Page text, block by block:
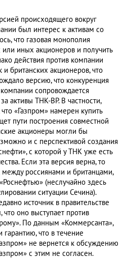
происходящего вокруг
был интерес к активам со
что газовая монополия
иных акционеров и получить
действия против компании
и британских акционеров, что
версию, что конкуренция
сопровождается
активы ТНК-BP. В частности,
«Газпром» намерен купить
пути построения совместной
акционеры могли бы
и с перспективой создания
с которой у ТНК уже есть
Если эта версия верна, то
между россиянами и британцами,
(неслучайно здесь
ситуации Сечина).
источник в правительстве
оно выступает против
По данным «Коммерсанта»,
что в течение
не вернется к обсуждению
с этим не согласен.